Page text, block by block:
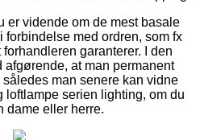
er vidende om de mest basale
med ordren, som fx
garanterer. I den
at man permanent
man senere kan vidne
loftlampe serien lighting, om du
dame eller herre.